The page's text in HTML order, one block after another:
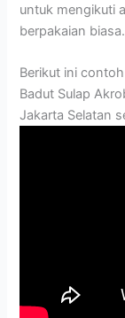
untuk mengikuti
berpakaian biasa.
Berikut ini
Badut Sulap
Jakarta Selatan